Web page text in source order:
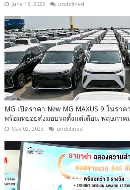
June 15, 2023 undefined
MG เปิดราคา New MG MAXUS 9 ในรา
พร้อมทยอยส่งมอบรถตั้งแต่เดือน พฤษภาค
May 02, 2023 undefined